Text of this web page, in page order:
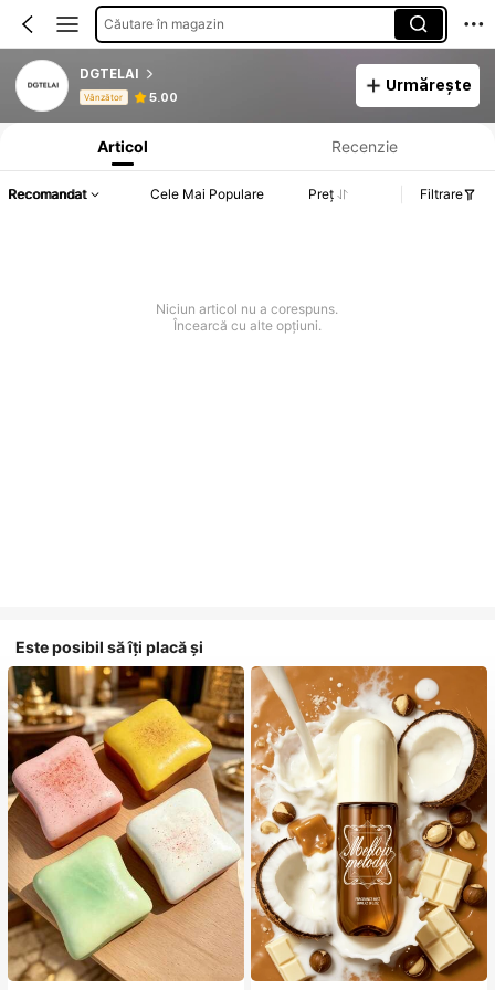
Căutare în magazin
DGTELAI
Vânzător 5.00
Urmărește
Informații despre produs: Divulgarea prețului, detalii privind vânzările și stocul.
Articol Recenzie
Recomandat Cele Mai Populare Preț Filtrare
Niciun articol nu a corespuns.
Încearcă cu alte opțiuni.
Este posibil să îți placă și